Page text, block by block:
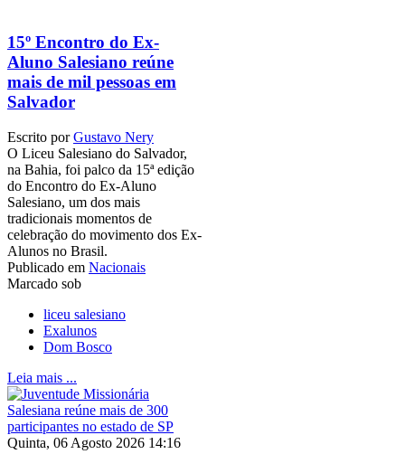
15º Encontro do Ex-
Aluno Salesiano reúne
mais de mil pessoas em
Salvador
Escrito porGustavo Nery
O Liceu Salesiano do Salvador,
na Bahia, foi palco da 15ª edição
do Encontro do Ex-Aluno
Salesiano, um dos mais
tradicionais momentos de
celebração do movimento dos Ex-
Alunos no Brasil.
Publicado em Nacionais
Marcado sob
liceu salesiano
Exalunos
Dom Bosco
Leia mais ...
Quinta, 06 Agosto 2026 14:16